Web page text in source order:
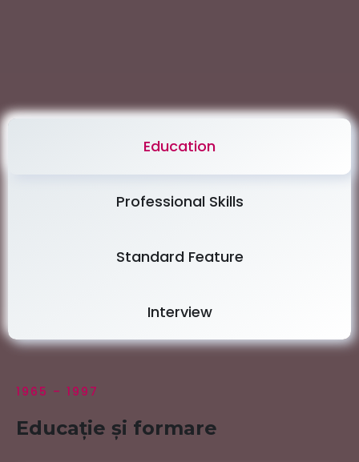
Education
Professional Skills
Standard Feature
Interview
1965 – 1997
Educație și formare